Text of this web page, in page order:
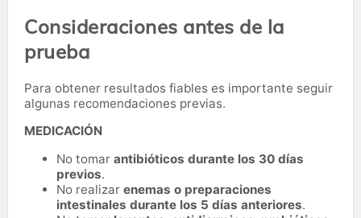
Consideraciones antes de la
prueba
Para obtener resultados fiables es importante seguir
algunas recomendaciones previas.
MEDICACIÓN
No tomar antibióticos durante los 30 días
previos.
No realizar enemas o preparaciones
intestinales durante los 5 días anteriores.